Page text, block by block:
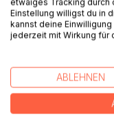
AUTOR/IN
PRESSESTIMMEN
etwaiges Tracking durch
Einstellung willigst du in
kannst deine Einwilligung
jederzeit mit Wirkung für
ABLEHNEN